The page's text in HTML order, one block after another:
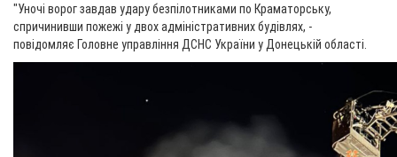
"Уночі ворог завдав удару безпілотниками по Краматорську,
спричинивши пожежі у двох адміністративних будівлях, -
повідомляє Головне управління ДСНС України у Донецькій області.